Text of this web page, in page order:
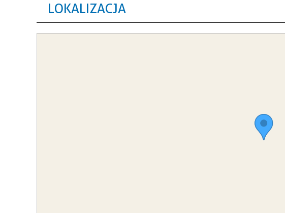
LOKALIZACJA